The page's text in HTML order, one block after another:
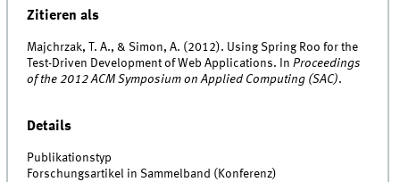
Zitieren als
Majchrzak, T. A., & Simon, A. (2012). Using Spring Roo for the
Test-Driven Development of Web Applications. InProceedings
of the 2012 ACM Symposium on Applied Computing (SAC).
Details
Publikationstyp
Forschungsartikel in Sammelband (Konferenz)